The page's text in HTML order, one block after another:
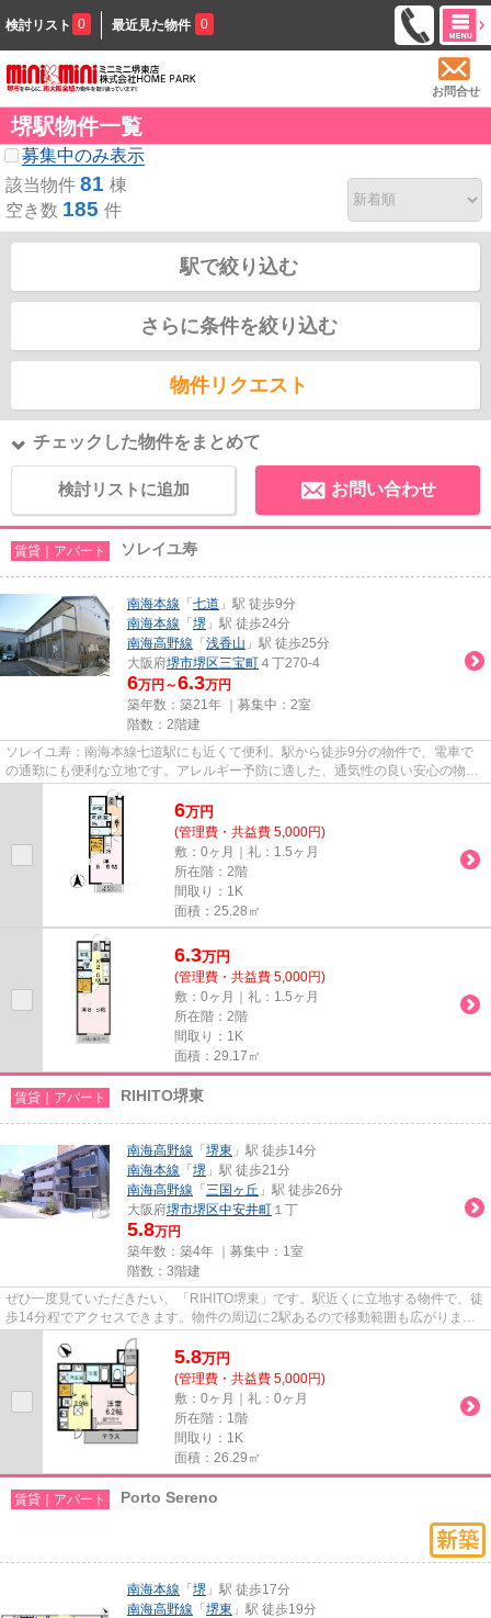
検討リスト 0 最近見た物件 0
お問合せ
堺駅物件一覧
募集中のみ表示
該当物件 81 棟
空き数 185 件
駅で絞り込む
さらに条件を絞り込む
物件リクエスト
チェックした物件をまとめて
検討リストに追加 お問い合わせ
賃貸｜アパート ソレイユ寿
南海本線 「 七道 」駅 徒歩9分
南海本線 「 堺 」駅 徒歩24分
南海高野線 「 浅香山 」駅 徒歩25分
大阪府堺市堺区三宝町 ４丁270-4
6万円～6.3万円
築年数：築21年 ｜募集中： 2室
階数：2階建
ソレイユ寿：南海本線七道駅にも近くて便利。駅から徒歩9分の物件で、電車で
の通勤にも便利な立地です。アレルギー予防に適した、通気性の良い安心の物件
です。健康な体は新鮮な空気を...
6万円
(管理費・共益費 5,000円)
敷：0ヶ月｜礼：1.5ヶ月
所在階：2階
間取り：1K
面積：25.28㎡
6.3万円
(管理費・共益費 5,000円)
敷：0ヶ月｜礼：1.5ヶ月
所在階：2階
間取り：1K
面積：29.17㎡
賃貸｜アパート RIHITO堺東
南海高野線 「 堺東 」駅 徒歩14分
南海本線 「 堺 」駅 徒歩21分
南海高野線 「 三国ヶ丘 」駅 徒歩26分
大阪府堺市堺区中安井町 １丁
5.8万円
築年数：築4年 ｜募集中： 1室
階数：3階建
ぜひ一度見ていただきたい、「RIHITO堺東」です。駅近くに立地する物件で、徒
歩14分程でアクセスできます。物件の周辺に2駅あるので移動範囲も広がりま
す。風通しが良く、湿気やカビの...
5.8万円
(管理費・共益費 5,000円)
敷：0ヶ月｜礼：0ヶ月
所在階：1階
間取り：1K
面積：26.29㎡
賃貸｜アパート Porto Sereno
南海本線 「 堺 」駅 徒歩17分
南海高野線 「 堺東 」駅 徒歩19分